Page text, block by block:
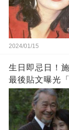
2024/01/15
生日即忌日！
最後貼文曝光